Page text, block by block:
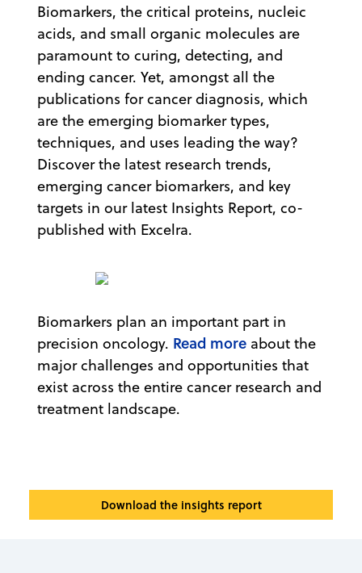
Biomarkers, the critical proteins, nucleic
acids, and small organic molecules are
paramount to curing, detecting, and
ending cancer. Yet, amongst all the
publications for cancer diagnosis, which
are the emerging biomarker types,
techniques, and uses leading the way?
Discover the latest research trends,
emerging cancer biomarkers, and key
targets in our latest Insights Report, co-
published with Excelra.
Biomarkers plan an important part in
precision oncology. Read more about the
major challenges and opportunities that
exist across the entire cancer research and
treatment landscape.
Download the insights report